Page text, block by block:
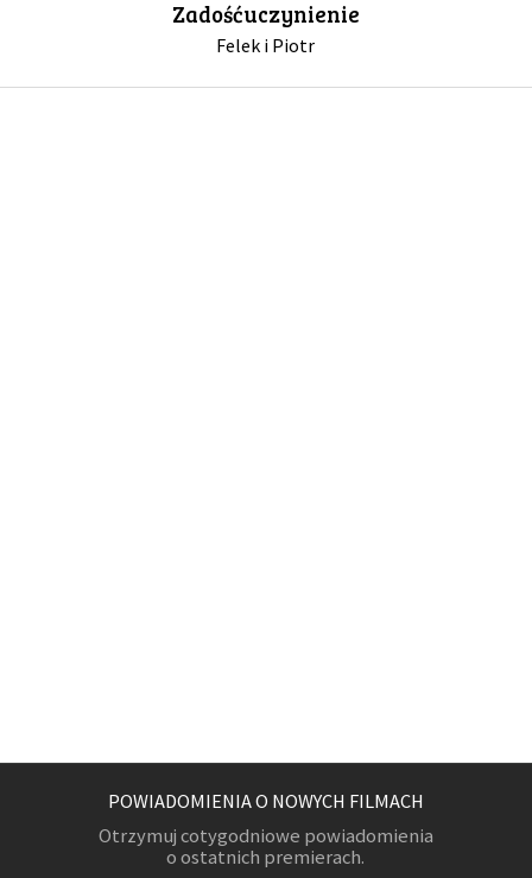
Zadośćuczynienie
Felek i Piotr
POWIADOMIENIA O NOWYCH FILMACH
Otrzymuj cotygodniowe powiadomienia
o ostatnich premierach.